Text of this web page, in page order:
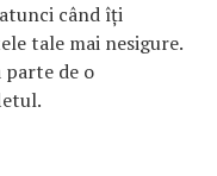
când îți
tale mai nesigure.
parte de o